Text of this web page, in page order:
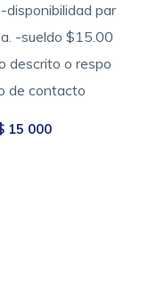
par
-sueldo $15.00
descrito o respo
de contacto
15 000